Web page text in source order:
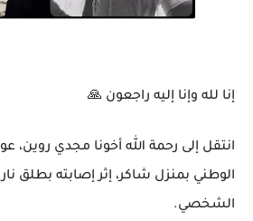
إنا لله وإنا إليه راجعون 🙏
انتقل إلى رحمة الله أخونا مجدي روين،
الوطني بمنزل شاكر، إثر إصابته بطلق
الشخصي.